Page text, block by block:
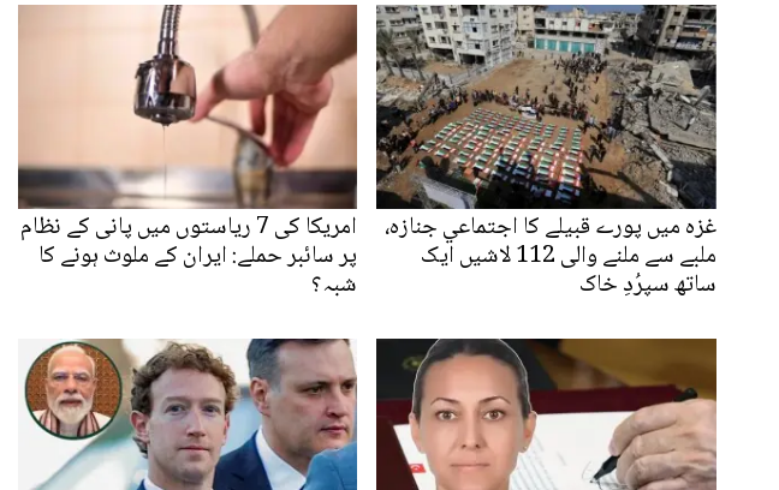
غزہ میں پورے قبیلے کا اجتماعي جنازہ،
ملبے سے ملنے والی 112 لاشیں ایک
ساتھ سپرُدِ خاک
امریکا کی 7 ریاستوں میں پانی کے نظام
پر سائبر حملے: ایران کے ملوث ہونے کا
شبہ؟